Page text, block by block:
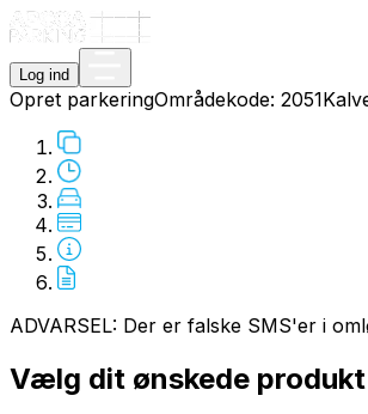
Log ind
Opret parkeringOmrådekode: 2051
ADVARSEL: Der er falske SMS'er i
Vælg dit ønskede produkt